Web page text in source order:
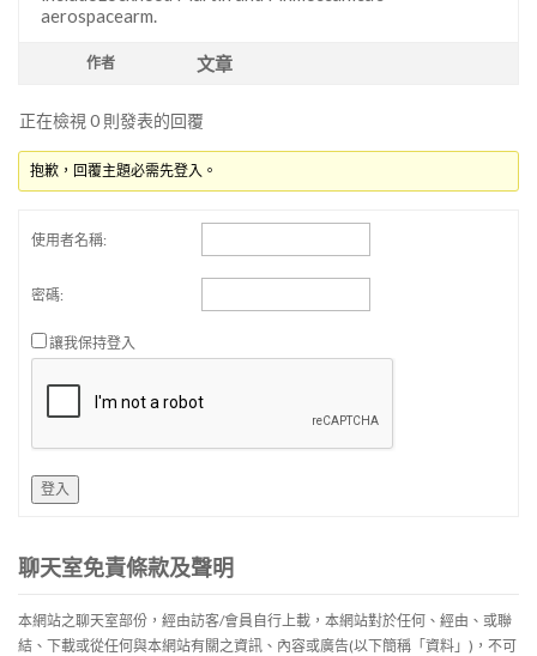
aerospacearm.
作者 文章
正在檢視 0 則發表的回覆
抱歉，回覆主題必需先登入。
使用者名稱:
密碼:
讓我保持登入
登入
聊天室免責條款及聲明
本網站之聊天室部份，經由訪客/會員自行上載，本網站對於任何、經由、或聯
結、下載或從任何與本網站有關之資訊、內容或廣告(以下簡稱「資料」)，不可